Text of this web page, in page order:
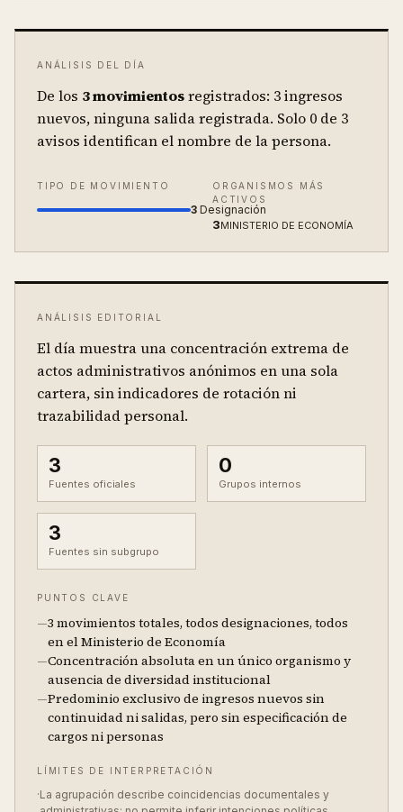
ANÁLISIS DEL DÍA
De los 3movimientosregistrados: 3 ingresos
nuevos, ninguna salida registrada. Solo 0 de 3
avisos identifican el nombre de la persona.
TIPO DE MOVIMIENTO
3 Designación
ORGANISMOS MÁS
ACTIVOS
3MINISTERIO DE ECONOMÍA
ANÁLISIS EDITORIAL
El día muestra una concentración extrema de
actos administrativos anónimos en una sola
cartera, sin indicadores de rotación ni
trazabilidad personal.
3
Fuentes oficiales
0
Grupos internos
3
Fuentes sin subgrupo
PUNTOS CLAVE
—3 movimientos totales, todos designaciones, todos
en el Ministerio de Economía
—Concentración absoluta en un único organismo y
ausencia de diversidad institucional
—Predominio exclusivo de ingresos nuevos sin
continuidad ni salidas, pero sin especificación de
cargos ni personas
LÍMITES DE INTERPRETACIÓN
·La agrupación describe coincidencias documentales y